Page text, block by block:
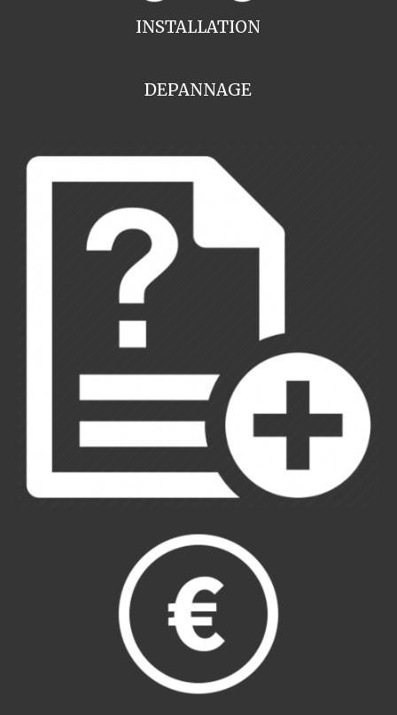
INSTALLATION
DEPANNAGE